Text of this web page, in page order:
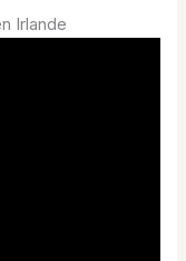
Irlande